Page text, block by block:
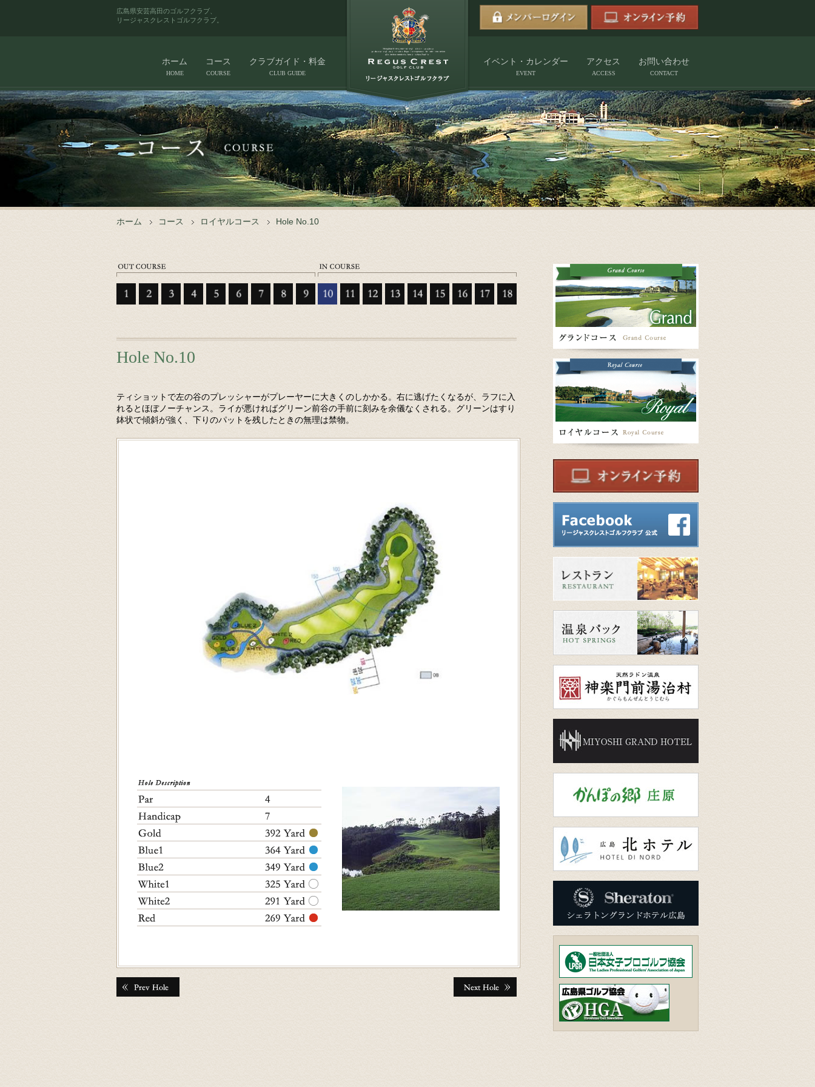
広島県安芸高田のゴルフクラブ、
リージャスクレストゴルフクラブ。
ホーム
HOME
コース
COURSE
クラブガイド・料金
CLUB GUIDE
イベント・カレンダー
EVENT
アクセス
ACCESS
お問い合わせ
CONTACT
ホーム コース ロイヤルコース Hole No.10
Hole No.10
ティショットで左の谷のプレッシャーがプレーヤーに大きくのしかかる。右に逃げたくなるが、ラフに入
れるとほぼノーチャンス。ライが悪ければグリーン前谷の手前に刻みを余儀なくされる。グリーンはすり
鉢状で傾斜が強く、下りのパットを残したときの無理は禁物。